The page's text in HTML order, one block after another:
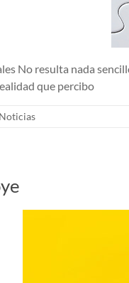
No resulta nada
que percibo
Noticias